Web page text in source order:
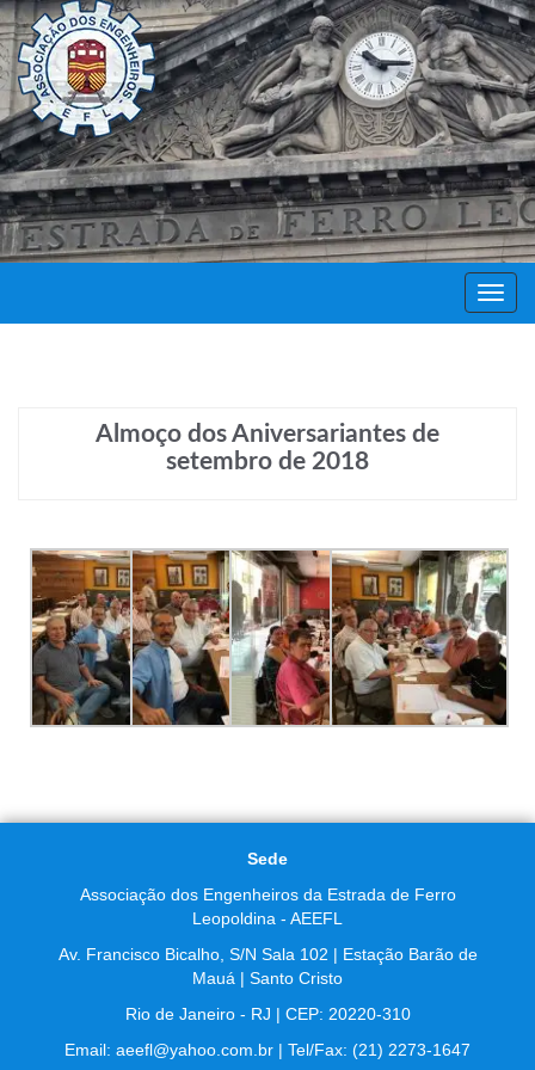
Almoço dos Aniversariantes de
setembro de 2018
Sede
Associação dos Engenheiros da Estrada de Ferro
Leopoldina - AEEFL
Av. Francisco Bicalho, S/N Sala 102 | Estação Barão de
Mauá | Santo Cristo
Rio de Janeiro - RJ | CEP: 20220-310
Email: aeefl@yahoo.com.br | Tel/Fax: (21) 2273-1647